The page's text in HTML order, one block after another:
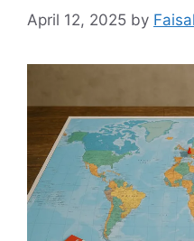
April 12, 2025 by Faisal